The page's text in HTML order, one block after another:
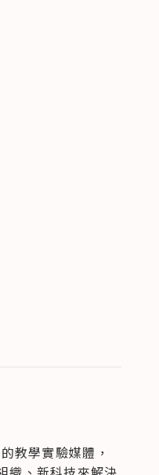
教學實驗媒體，